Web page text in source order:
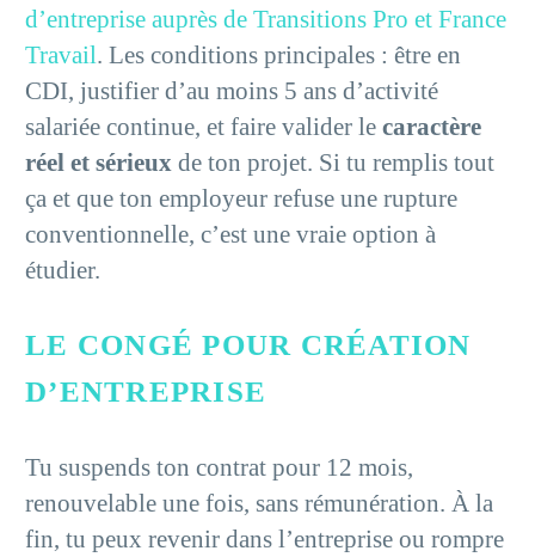
d’entreprise auprès de Transitions Pro et France
Travail. Les conditions principales : être en
CDI, justifier d’au moins 5 ans d’activité
salariée continue, et faire valider le caractère
réel et sérieux de ton projet. Si tu remplis tout
ça et que ton employeur refuse une rupture
conventionnelle, c’est une vraie option à
étudier.
LE CONGÉ POUR CRÉATION
D’ENTREPRISE
Tu suspends ton contrat pour 12 mois,
renouvelable une fois, sans rémunération. À la
fin, tu peux revenir dans l’entreprise ou rompre